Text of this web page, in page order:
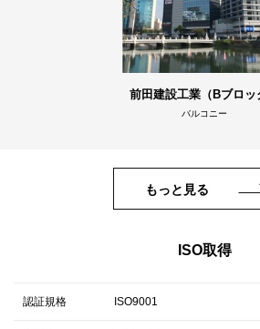
前田建設工業（Bブロッ
バルコニー
もっと見る
ISO取得
認証規格 ISO9001